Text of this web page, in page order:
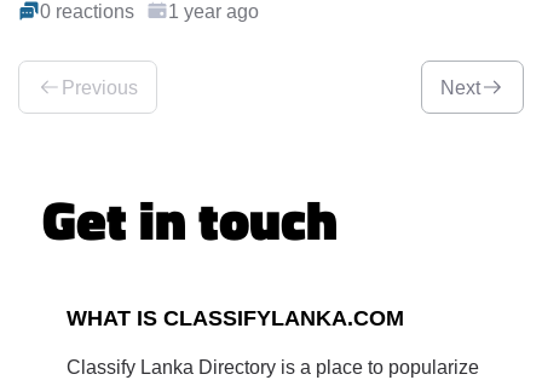
0 reactions 1 year ago
Previous Next
Get in touch
WHAT IS CLASSIFYLANKA.COM
Classify Lanka Directory is a place to popularize